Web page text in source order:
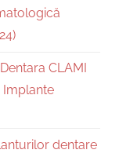
CLAMI
Implante
dentare